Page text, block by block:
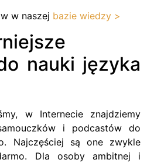
w naszej bazie wiedzy >
nauki języka
w Internecie znajdziemy
i podcastów do
Najczęściej są one zwykle
Dla osoby ambitnej i